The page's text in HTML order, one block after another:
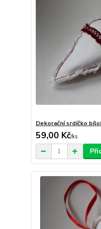
Dekorační srdíčko
59,00 Kč/ks